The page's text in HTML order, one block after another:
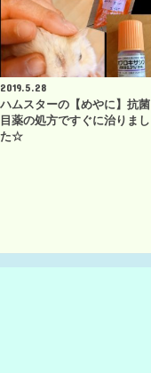
2019.5.28
ハムスターの【めやに】抗菌
目薬の処方ですぐに治りまし
た☆